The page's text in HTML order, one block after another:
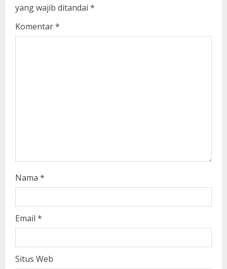
e
a
yang wajib ditandai *
Komentar*
Nama *
Email *
Situs Web